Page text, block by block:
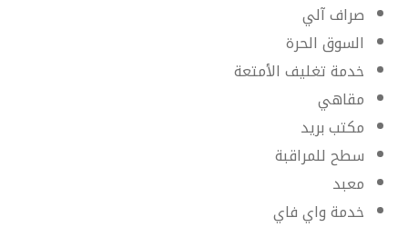
صراف آلي
السوق الحرة
خدمة تغليف الأمتعة
مقاهي
مكتب بريد
سطح للمراقبة
معبد
خدمة واي فاي